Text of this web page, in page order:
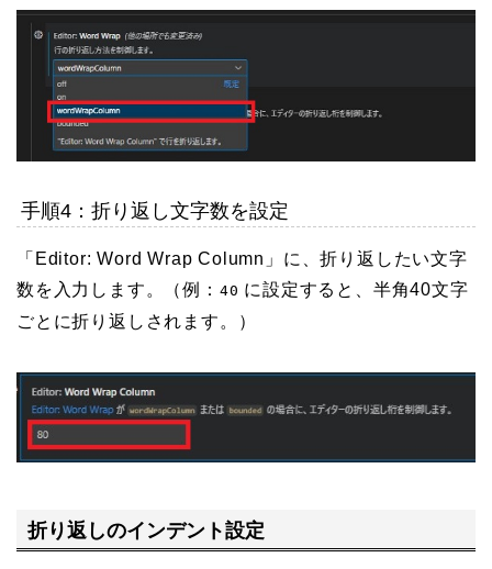
手順4：折り返し文字数を設定
「Editor: Word Wrap Column」に、折り返したい文字
数を入力します。（例： 40 に設定すると、半角40文字
ごとに折り返しされます。）
折り返しのインデント設定